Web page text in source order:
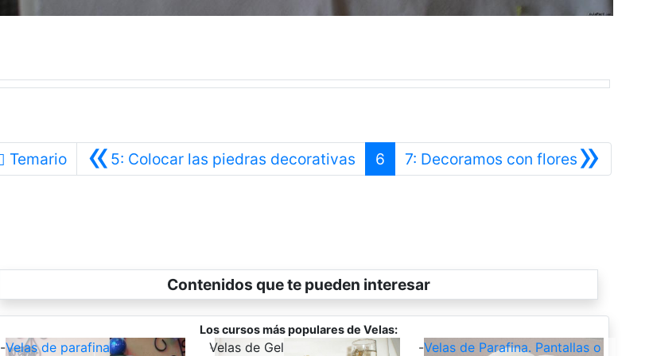
Temario «5: Colocar las piedras decorativasAnterior
6 »
7: Decoramos con floresSiguiente
Contenidos que te pueden interesar
Los cursos más populares de Velas:
-Velas de parafina -
Velas de Gel -Velas de Parafina. Pantallas o